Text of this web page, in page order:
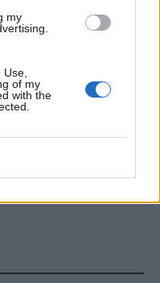
my
of my
with the
către tabăra anti-